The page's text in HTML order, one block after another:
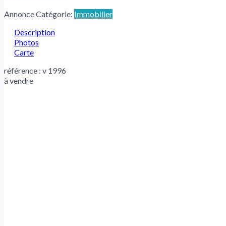
Annonce Catégorie: Immobilier
Description
Photos
Carte
référence : v 1996
à vendre